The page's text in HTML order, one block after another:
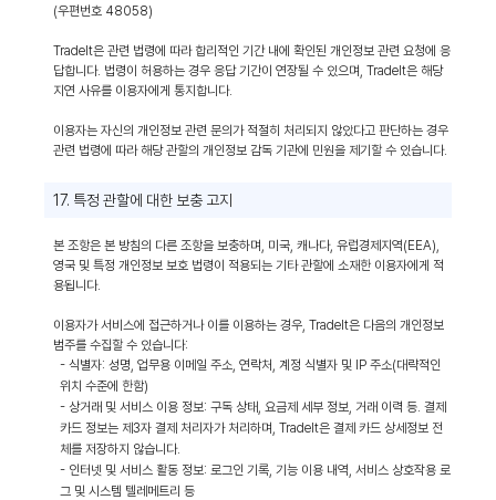
(우편번호 48058)
TradeIt은 관련 법령에 따라 합리적인 기간 내에 확인된 개인정보 관련 요청에 응
답합니다. 법령이 허용하는 경우 응답 기간이 연장될 수 있으며, TradeIt은 해당
지연 사유를 이용자에게 통지합니다.
이용자는 자신의 개인정보 관련 문의가 적절히 처리되지 않았다고 판단하는 경우
관련 법령에 따라 해당 관할의 개인정보 감독 기관에 민원을 제기할 수 있습니다.
17. 특정 관할에 대한 보충 고지
본 조항은 본 방침의 다른 조항을 보충하며, 미국, 캐나다, 유럽경제지역(EEA),
영국 및 특정 개인정보 보호 법령이 적용되는 기타 관할에 소재한 이용자에게 적
용됩니다.
이용자가 서비스에 접근하거나 이를 이용하는 경우, TradeIt은 다음의 개인정보
범주를 수집할 수 있습니다:
- 식별자: 성명, 업무용 이메일 주소, 연락처, 계정 식별자 및 IP 주소(대략적인
위치 수준에 한함)
- 상거래 및 서비스 이용 정보: 구독 상태, 요금제 세부 정보, 거래 이력 등. 결제
카드 정보는 제3자 결제 처리자가 처리하며, TradeIt은 결제 카드 상세정보 전
체를 저장하지 않습니다.
- 인터넷 및 서비스 활동 정보: 로그인 기록, 기능 이용 내역, 서비스 상호작용 로
그 및 시스템 텔레메트리 등